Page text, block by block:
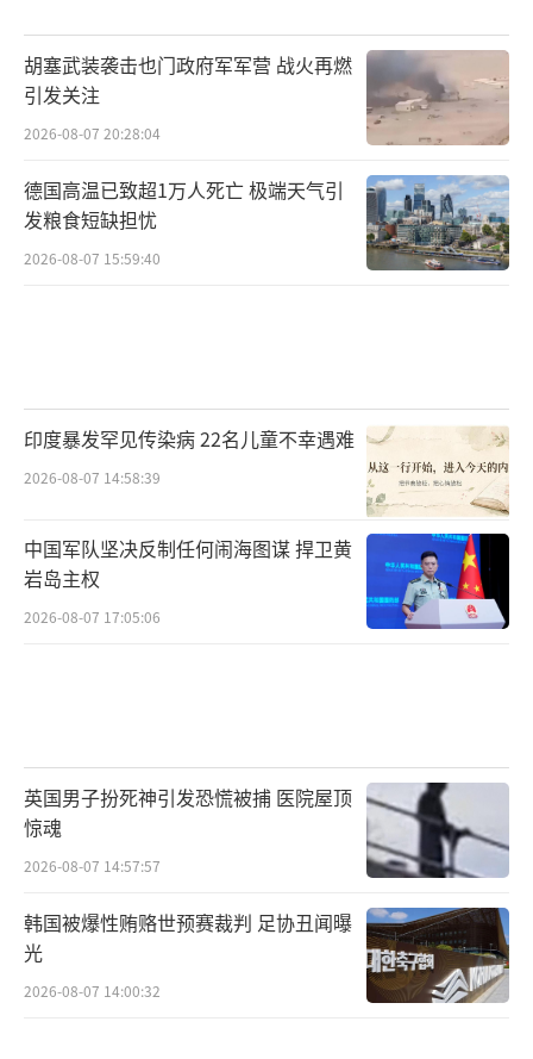
胡塞武装袭击也门政府军军营 战火再燃
引发关注
2026-08-07 20:28:04
德国高温已致超1万人死亡 极端天气引
发粮食短缺担忧
2026-08-07 15:59:40
印度暴发罕见传染病 22名儿童不幸遇难
2026-08-07 14:58:39
中国军队坚决反制任何闹海图谋 捍卫黄
岩岛主权
2026-08-07 17:05:06
英国男子扮死神引发恐慌被捕 医院屋顶
惊魂
2026-08-07 14:57:57
韩国被爆性贿赂世预赛裁判 足协丑闻曝
光
2026-08-07 14:00:32